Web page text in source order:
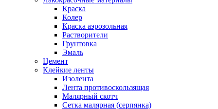
Краска
Колер
Краска аэрозольная
Растворители
Грунтовка
Эмаль
Цемент
Клейкие ленты
Изолента
Лента противоскользящая
Малярный скотч
Сетка малярная (серпянка)